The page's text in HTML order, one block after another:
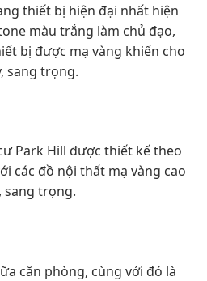
thiết bị hiện đại nhất hiện
màu trắng làm chủ đạo,
bị được mạ vàng khiến cho
sang trọng.
Park Hill được thiết kế theo
các đồ nội thất mạ vàng cao
sang trọng.
căn phòng, cùng với đó là